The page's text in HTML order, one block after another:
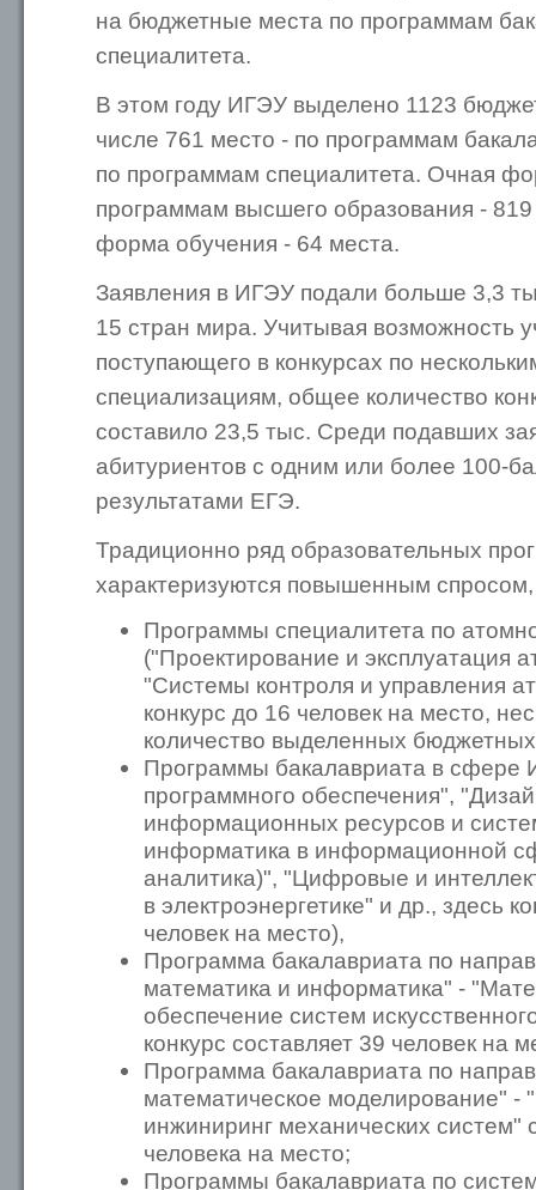
на бюджетные места по программам
специалитета.
В этом году ИГЭУ выделено 1123
числе 761 место - по программам
по программам специалитета. Очная
программам высшего образования - 819
форма обучения - 64 места.
Заявления в ИГЭУ подали больше 3,3
15 стран мира. Учитывая возможность
поступающего в конкурсах по
специализациям, общее количество
составило 23,5 тыс. Среди подавших
абитуриентов с одним или более 100-
результатами ЕГЭ.
Традиционно ряд образовательных
характеризуются повышенным
Программы специалитета по
("Проектирование и эксплуатация
"Системы контроля и управления
конкурс до 16 человек на место,
количество выделенных
Программы бакалавриата в сфере
программного обеспечения",
информационных ресурсов и
информатика в информационной
аналитика)", "Цифровые и
в электроэнергетике" и др., здесь
человек на место),
Программа бакалавриата по
математика и информатика" -
обеспечение систем
конкурс составляет 39 человек на
Программа бакалавриата по
математическое моделирование" -
инжиниринг механических систем"
человека на место;
Программы бакалавриата по